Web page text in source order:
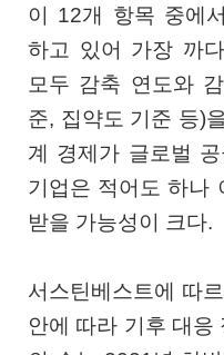
이 12개 항목 중에
하고 있어 가장 까
모두 감축 연도와
준, 집약도 기준 등)
계 경제가 글로벌
기업은 적어도 하나
받을 가능성이 크다.
서스틴베스트에 따
안에 따라 기후 대응